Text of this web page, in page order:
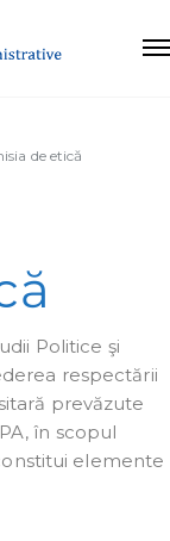
de etică
Politice şi
respectării
prevăzute
în scopul
elemente